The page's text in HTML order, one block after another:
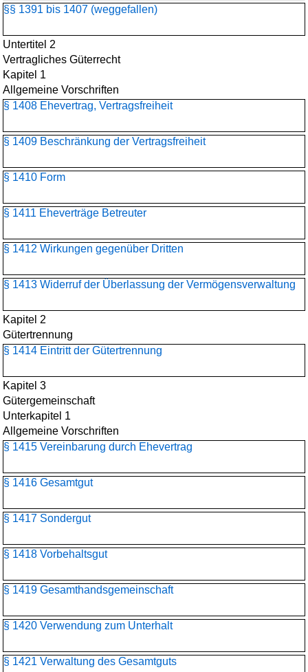
§§ 1391 bis 1407 (weggefallen)
Untertitel 2
Vertragliches Güterrecht
Kapitel 1
Allgemeine Vorschriften
§ 1408 Ehevertrag, Vertragsfreiheit
§ 1409 Beschränkung der Vertragsfreiheit
§ 1410 Form
§ 1411 Eheverträge Betreuter
§ 1412 Wirkungen gegenüber Dritten
§ 1413 Widerruf der Überlassung der Vermögensverwaltung
Kapitel 2
Gütertrennung
§ 1414 Eintritt der Gütertrennung
Kapitel 3
Gütergemeinschaft
Unterkapitel 1
Allgemeine Vorschriften
§ 1415 Vereinbarung durch Ehevertrag
§ 1416 Gesamtgut
§ 1417 Sondergut
§ 1418 Vorbehaltsgut
§ 1419 Gesamthandsgemeinschaft
§ 1420 Verwendung zum Unterhalt
§ 1421 Verwaltung des Gesamtguts